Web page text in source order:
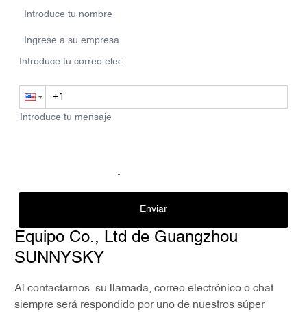
Enviar
Equipo Co., Ltd de Guangzhou
SUNNYSKY
Al contactarnos. su llamada, correo electrónico o chat
siempre será respondido por uno de nuestros súper